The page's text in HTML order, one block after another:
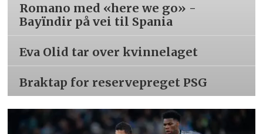
Romano med «here we go» -
Bayïndir på vei til Spania
Eva Olid tar over kvinnelaget
Braktap for reservepreget PSG